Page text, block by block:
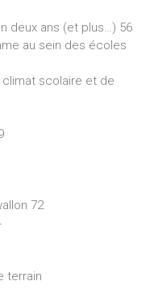
deux ans (et plus…) 56
au sein des écoles
climat scolaire et de
72
terrain